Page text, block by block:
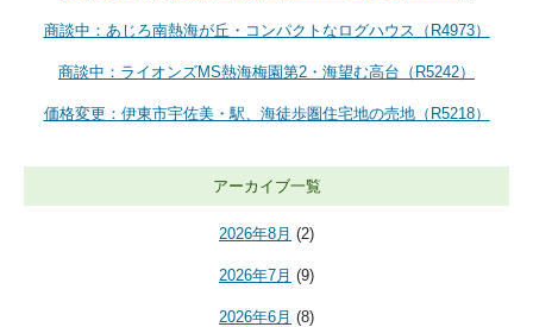
商談中：あじろ南熱海が丘・コンパクトなログハウス（R4973）
商談中：ライオンズMS熱海梅園第2・海望む高台（R5242）
価格変更：伊東市宇佐美・駅、海徒歩圏住宅地の売地（R5218）
アーカイブ一覧
2026年8月 (2)
2026年7月 (9)
2026年6月 (8)